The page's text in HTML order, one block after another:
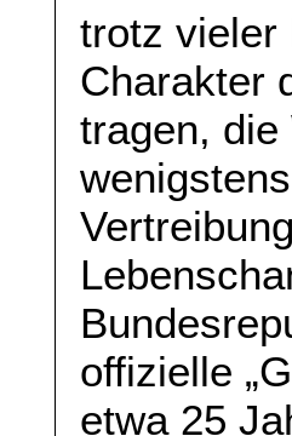
trotz vieler
Charakter
tragen,
offizielle
etwa 25